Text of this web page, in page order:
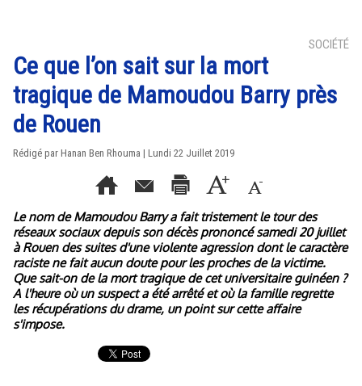
SOCIÉTÉ
Ce que l’on sait sur la mort
tragique de Mamoudou Barry près
de Rouen
Rédigé par Hanan Ben Rhouma | Lundi 22 Juillet 2019
Le nom de Mamoudou Barry a fait tristement le tour des
réseaux sociaux depuis son décès prononcé samedi 20 juillet
à Rouen des suites d'une violente agression dont le caractère
raciste ne fait aucun doute pour les proches de la victime.
Que sait-on de la mort tragique de cet universitaire guinéen ?
A l'heure où un suspect a été arrêté et où la famille regrette
les récupérations du drame, un point sur cette affaire
s'impose.